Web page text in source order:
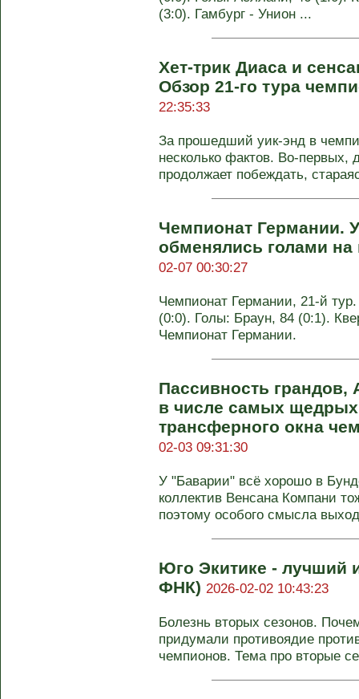
(3:0). Гамбург - Унион ...
Хет-трик Диаса и
Обзор 21-го тура
22:35:33
За прошедший уик-энд в
несколько фактов. Во-первых,
продолжает побеждать,
Чемпионат Германии.
обменялись голами
02-07 00:30:27
Чемпионат Германии, 21-й
(0:0). Голы: Браун, 84 (0:1).
Чемпионат Германии.
Пассивность грандов,
в числе самых
трансферного окна
02-03 09:31:30
У "Баварии" всё хорошо в
коллектив Венсана Компани
поэтому особого смысла
Юго Экитике - лучший
ФНК) 2026-02-02 10:43:23
Болезнь вторых сезонов.
придумали противоядие
чемпионов. Тема про вторые